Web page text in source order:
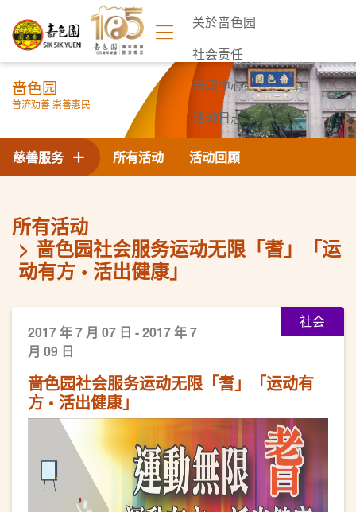
关於啬色园
社会责任
新闻中心
活动日志
联络我们
啬色园
普济劝善 崇善惠民
所有活动 活动回顾
慈善服务
所有活动
啬色园社会服务运动无限「耆」「运
动有方 • 活出健康」
社会
2017 年 7 月 07 日 - 2017 年 7
月 09 日
啬色园社会服务运动无限「耆」「运动有
方 • 活出健康」